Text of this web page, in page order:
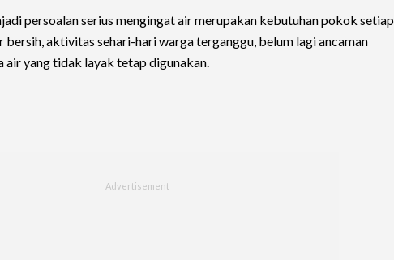
persoalan serius mengingat air merupakan kebutuhan pokok setiap
bersih, aktivitas sehari-hari warga terganggu, belum lagi ancaman
air yang tidak layak tetap digunakan.